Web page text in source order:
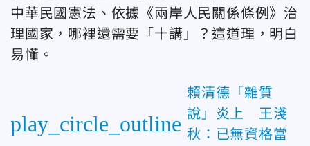
中華民國憲法、依據《兩岸人民關係條例》治
理國家，哪裡還需要「十講」？這道理，明白
易懂。
play_circle_outline
賴清德「雜質
說」炎上 王淺
秋：已無資格當